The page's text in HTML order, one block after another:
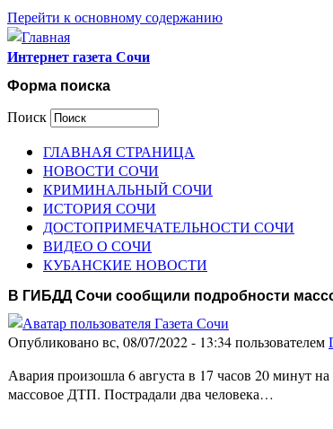
Перейти к основному содержанию
Интернет газета Сочи
Форма поиска
Поиск
ГЛАВНАЯ СТРАНИЦА
НОВОСТИ СОЧИ
КРИМИНАЛЬНЫЙ СОЧИ
ИСТОРИЯ СОЧИ
ДОСТОПРИМЕЧАТЕЛЬНОСТИ СОЧИ
ВИДЕО О СОЧИ
КУБАНСКИЕ НОВОСТИ
В ГИБДД Сочи сообщили подробности
Опубликовано вс, 08/07/2022 - 13:34 пользователем
Авария произошла 6 августа в 17 часов 20 минут
массовое ДТП. Пострадали два человека…